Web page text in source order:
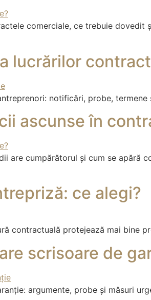
comerciale, ce trebuie
lucrărilor
notificări, probe,
ascunse în
are cumpărătorul și cum se apără
ce alegi?
contractuală protejează mai bine
scrisoare de
argumente, probe și măsuri